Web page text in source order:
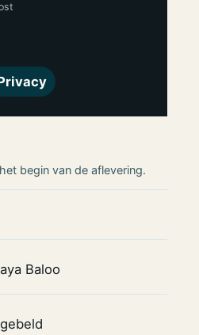
begin van de aflevering.
Baloo